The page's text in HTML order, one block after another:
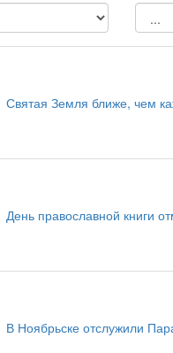
Святая Земля ближе, чем
День православной книги
В Ноябрьске отслужили